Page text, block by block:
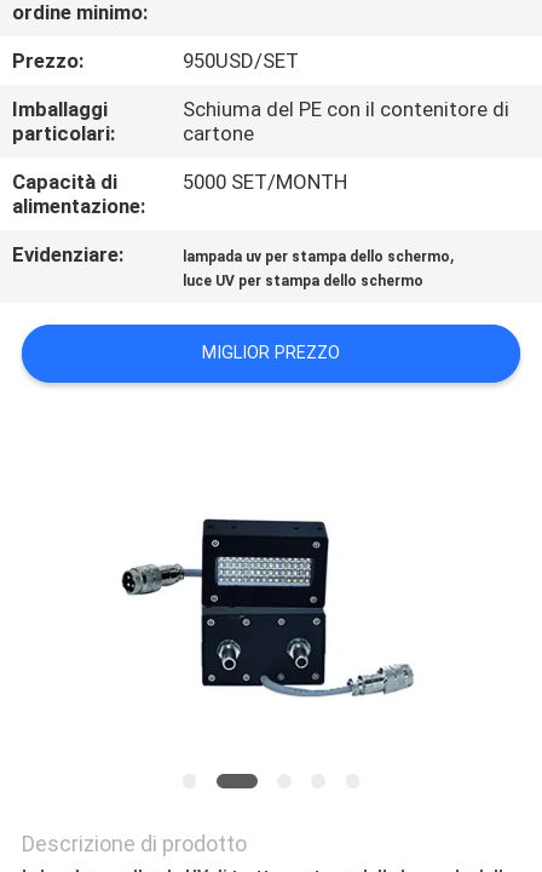
QUALITÀ
CONTATTICI
NOTIZIE
RICHIEDA
CITAZIONE
PRIVACY
ordine minimo:
Prezzo:
950USD/SET
Imballaggi
particolari:
Schiuma del PE con il contenitore di
cartone
Capacità di
alimentazione:
5000 SET/MONTH
Evidenziare: lampada uv per stampa dello schermo,
luce UV per stampa dello schermo
MIGLIOR PREZZO
Descrizione di prodotto